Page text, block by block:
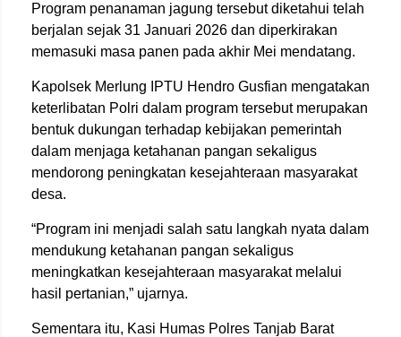
Program penanaman jagung tersebut diketahui telah
berjalan sejak 31 Januari 2026 dan diperkirakan
memasuki masa panen pada akhir Mei mendatang.
Kapolsek Merlung IPTU Hendro Gusfian mengatakan
keterlibatan Polri dalam program tersebut merupakan
bentuk dukungan terhadap kebijakan pemerintah
dalam menjaga ketahanan pangan sekaligus
mendorong peningkatan kesejahteraan masyarakat
desa.
“Program ini menjadi salah satu langkah nyata dalam
mendukung ketahanan pangan sekaligus
meningkatkan kesejahteraan masyarakat melalui
hasil pertanian,” ujarnya.
Sementara itu, Kasi Humas Polres Tanjab Barat